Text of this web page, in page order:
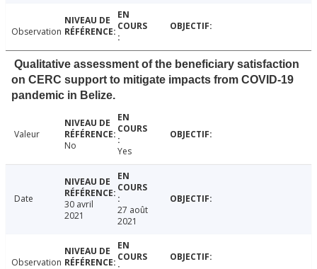
Observation
Qualitative assessment of the beneficiary satisfaction
on CERC support to mitigate impacts from COVID-19
pandemic in Belize.
Valeur
No
Yes
Date
30 avril
2021
27 août
2021
Observation